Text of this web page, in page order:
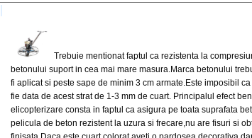
Trebuie mentionat faptul ca rezistenta la
betonului suport in cea mai mare masura.Marca betonului
fi aplicat si peste sape de minim 3 cm armate.Este imposibil
fie data de acest strat de 1-3 mm de cuart. Principalul efect
elicopterizare consta in faptul ca asigura pe toata suprafata
pelicula de beton rezistent la uzura si frecare,nu are fisuri si